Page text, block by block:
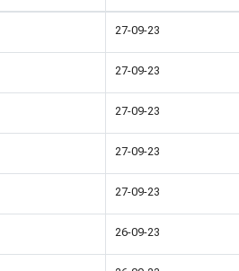
27-09-23
27-09-23
27-09-23
27-09-23
27-09-23
26-09-23